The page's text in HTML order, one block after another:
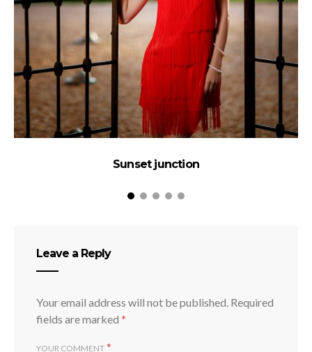
Sunset junction
Leave a Reply
Your email address will not be published. Required
fields are marked *
YOUR COMMENT *